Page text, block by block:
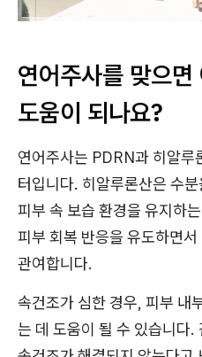
연어주사를 맞으
도움이 되나요?
연어주사는 PDRN과 히알루
터입니다. 히알루론산은 수
피부 속 보습 환경을 유지하
피부 회복 반응을 유도하면서
관여합니다.
속건조가 심한 경우, 피부 내
는 데 도움이 될 수 있습니다.